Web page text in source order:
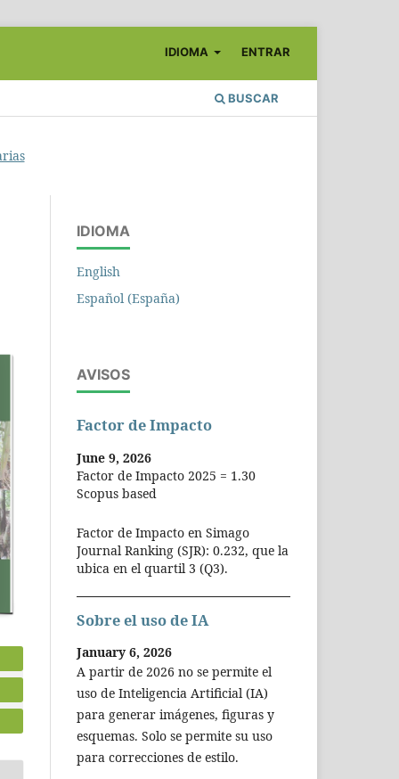
BUSCAR
IDIOMA ENTRAR
IDIOMA
English
Español (España)
AVISOS
Factor de Impacto
June 9, 2026
Factor de Impacto 2025 = 1.30
Scopus based
Factor de Impacto en Simago
Journal Ranking (SJR): 0.232, que la
ubica en el quartil 3 (Q3).
Sobre el uso de IA
January 6, 2026
A partir de 2026 no se permite el
uso de Inteligencia Artificial (IA)
para generar imágenes, figuras y
esquemas. Solo se permite su uso
para correcciones de estilo.